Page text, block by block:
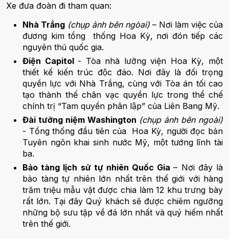
Xe đưa đoàn đi tham quan:
Nhà Trắng (chụp ảnh bên ngòai) – Nơi làm việc của
đương kim tổng thống Hoa Kỳ, nơi đón tiếp các
nguyên thủ quốc gia.
Điện Capitol - Tòa nhà lưỡng viện Hoa Kỳ, một
thiết kế kiến trúc độc đáo. Nơi đây là đối trọng
quyền lực với Nhà Trắng, cùng với Tòa án tối cao
tạo thành thế chân vạc quyền lực trong thể chế
chính trị “Tam quyền phân lập” của Liên Bang Mỹ.
Đài tưởng niệm Washington (chụp ảnh bên ngoài)
- Tổng thống đầu tiên của Hoa Kỳ, người đọc bản
Tuyên ngôn khai sinh nước Mỹ, một tướng lĩnh tài
ba.
Bảo tàng lịch sử tự nhiên Quốc Gia– Nơi đây là
bảo tàng tự nhiên lớn nhất trên thế giới với hàng
trăm triệu mẫu vật được chia làm 12 khu trưng bày
rất lớn. Tại đây Quý khách sẽ được chiêm ngưỡng
những bộ sưu tập về đá lớn nhất và quý hiếm nhất
trên thế giới.